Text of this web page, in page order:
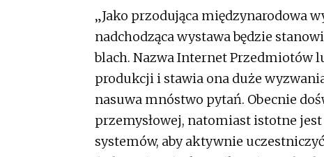
„Jako przodująca międzynarodowa
nadchodząca wystawa będzie
blach. Nazwa Internet Przedmiotów
produkcji i stawia ona duże
nasuwa mnóstwo pytań. Obecnie
przemysłowej, natomiast istotne
systemów, aby aktywnie